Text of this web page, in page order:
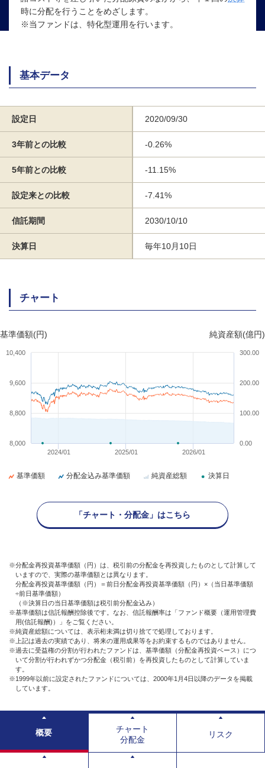
時に分配を行うことをめざします。
※当ファンドは、特化型運用を行います。
基本データ
設定日 2020/09/30
3年前との比較 -0.26%
5年前との比較 -11.15%
設定来との比較 -7.41%
信託期間 2030/10/10
決算日 毎年10月10日
チャート
基準価額(円) 純資産額(億円)
2024/01 2025/01 2026/01
8,000
8,800
9,600
10,400
0.00
100.00
200.00
300.00
基準価額 分配金込み基準価額 純資産総額 決算日
「チャート・分配金」はこちら
※分配金再投資基準価額（円）は、税引前の分配金を再投資したものとして計算して
いますので、実際の基準価額とは異なります。
分配金再投資基準価額（円）＝前日分配金再投資基準価額（円）×（当日基準価額
÷前日基準価額）
（※決算日の当日基準価額は税引前分配金込み）
※基準価額は信託報酬控除後です。なお、信託報酬率は「ファンド概要（運用管理費
用(信託報酬)）」をご覧ください。
※純資産総額については、表示桁未満は切り捨てで処理しております。
※上記は過去の実績であり、将来の運用成果等をお約束するものではありません。
※過去に受益権の分割が行われたファンドは、基準価額（分配金再投資ベース）につ
いて分割が行われずかつ分配金（税引前）を再投資したものとして計算していま
す。
※1999年以前に設定されたファンドについては、2000年1月4日以降のデータを掲載
しています。
概要
チャート
分配金
リスク